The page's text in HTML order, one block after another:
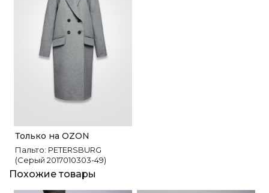
Пальто: PETERSBURG
(Серый 2017010303-49)
Только на OZON
Похожие товары